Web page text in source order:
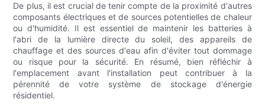
De plus, il est crucial de tenir compte de la proximité d'autres
composants électriques et de sources potentielles de chaleur
ou d'humidité. Il est essentiel de maintenir les batteries à
l'abri de la lumière directe du soleil, des appareils de
chauffage et des sources d'eau afin d'éviter tout dommage
ou risque pour la sécurité. En résumé, bien réfléchir à
l'emplacement avant l'installation peut contribuer à la
pérennité de votre système de stockage d'énergie
résidentiel.